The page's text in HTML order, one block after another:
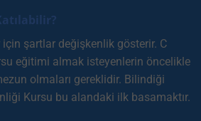
için şartlar değişkenlik gösterir. C
eğitimi almak isteyenlerin öncelikle
olmaları gereklidir. Bilindiği
Kursu bu alandaki ilk basamaktır.